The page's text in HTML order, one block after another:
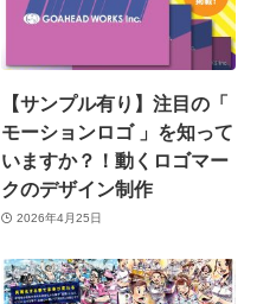
【サンプル有り】注目の「
モーションロゴ 」を知って
いますか？！動くロゴマー
クのデザイン制作
2026年4月25日